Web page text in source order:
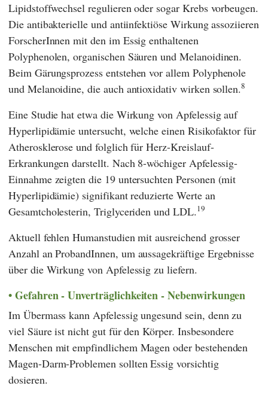
Lipidstoffwechsel regulieren oder sogar Krebs vorbeugen.
Die antibakterielle und antiinfektiöse Wirkung assoziieren
ForscherInnen mit den im Essig enthaltenen
Polyphenolen, organischen Säuren und Melanoidinen.
Beim Gärungsprozess entstehen vor allem Polyphenole
und Melanoidine, die auch antioxidativ wirken sollen.8
Eine Studie hat etwa die Wirkung von Apfelessig auf
Hyperlipidämie untersucht, welche einen Risikofaktor für
Atherosklerose und folglich für Herz-Kreislauf-
Erkrankungen darstellt. Nach 8-wöchiger Apfelessig-
Einnahme zeigten die 19 untersuchten Personen (mit
Hyperlipidämie) signifikant reduzierte Werte an
Gesamtcholesterin, Triglyceriden und LDL.19
Aktuell fehlen Humanstudien mit ausreichend grosser
Anzahl an ProbandInnen, um aussagekräftige Ergebnisse
über die Wirkung von Apfelessig zu liefern.
Gefahren - Unverträglichkeiten - Nebenwirkungen
Im Übermass kann Apfelessig ungesund sein, denn zu
viel Säure ist nicht gut für den Körper. Insbesondere
Menschen mit empfindlichem Magen oder bestehenden
Magen-Darm-Problemen sollten Essig vorsichtig
dosieren.